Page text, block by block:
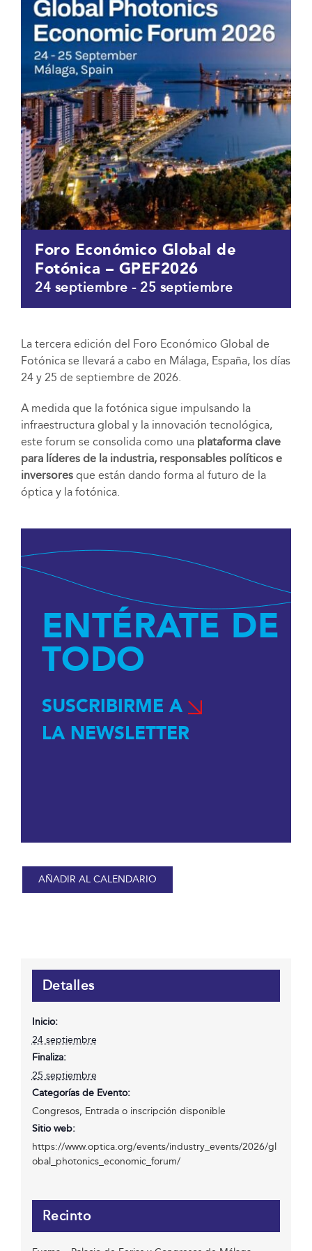
Foro Económico Global de
Fotónica – GPEF2026
24 septiembre - 25 septiembre
La tercera edición del Foro Económico Global de
Fotónica se llevará a cabo en Málaga, España, los días
24 y 25 de septiembre de 2026.
A medida que la fotónica sigue impulsando la
infraestructura global y la innovación tecnológica,
este forum se consolida como unaplataforma clave
para líderes de la industria, responsables políticos e
inversoresque están dando forma al futuro de la
óptica y la fotónica.
ENTÉRATE DE
TODO
SUSCRIBIRME A
LA NEWSLETTER
AÑADIR AL CALENDARIO
Detalles
Inicio:
24 septiembre
Finaliza:
25 septiembre
Categorías de Evento:
Congresos, Entrada o inscripción disponible
Sitio web:
https://www.optica.org/events/industry_events/2026/gl
obal_photonics_economic_forum/
Recinto